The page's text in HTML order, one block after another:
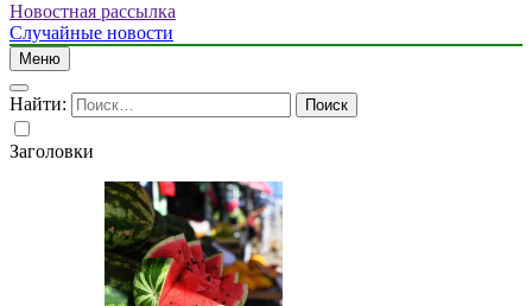
Новостная рассылка
Случайные новости
Меню
Найти:
Заголовки